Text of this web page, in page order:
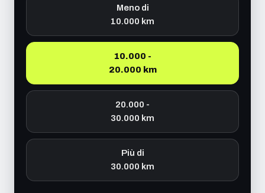
Meno di
10.000 km
10.000 -
20.000 km
20.000 -
30.000 km
Più di
30.000 km